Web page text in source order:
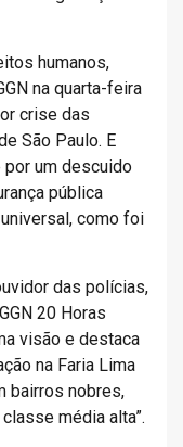
humanos,
na quarta-feira
crise das
São Paulo. E
um descuido
pública
como foi
das polícias,
20 Horas
visão e destaca
na Faria Lima
bairros nobres,
média alta”.